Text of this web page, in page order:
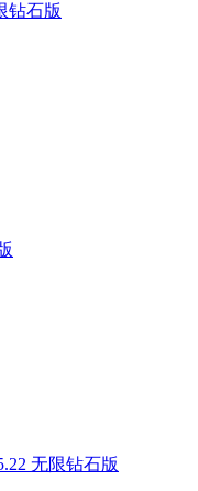
钻石版
无限钻石版